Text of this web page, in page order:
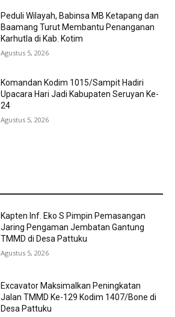
Peduli Wilayah, Babinsa MB Ketapang dan
Baamang Turut Membantu Penanganan
Karhutla di Kab. Kotim
Agustus 5, 2026
Komandan Kodim 1015/Sampit Hadiri
Upacara Hari Jadi Kabupaten Seruyan Ke-
24
Agustus 5, 2026
Kapten Inf. Eko S Pimpin Pemasangan
Jaring Pengaman Jembatan Gantung
TMMD di Desa Pattuku
Agustus 5, 2026
Excavator Maksimalkan Peningkatan
Jalan TMMD Ke-129 Kodim 1407/Bone di
Desa Pattuku